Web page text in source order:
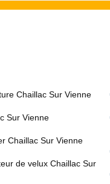
Chaillac Sur Vienne
Sur Vienne
Chaillac Sur Vienne
de velux Chaillac Sur